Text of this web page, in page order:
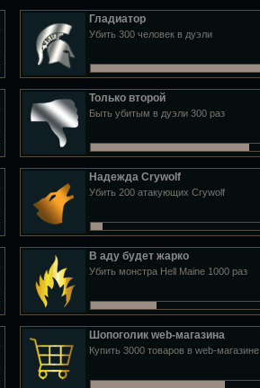
Гладиатор
Убить 300 человек в дуэли
Только второй
Быть убитым в дуэли 300 раз
Надежда Crywolf
Убить 200 атакующих Crywolf
В аду будет жарко
Убить монстра Hell Maine 1000 раз
Шопоголик web-магазина
Купить 3000 товаров в web-магазине